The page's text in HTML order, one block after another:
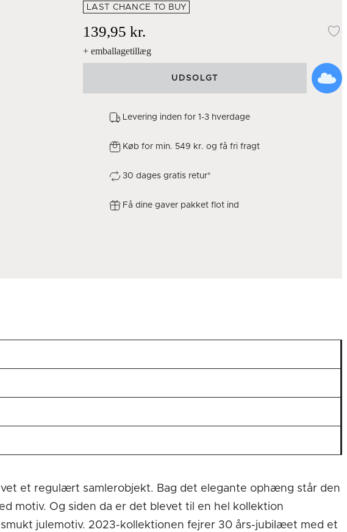
LAST CHANCE TO BUY
139,95 kr.
+ emballagetillæg
UDSOLGT
Levering inden for 1-3 hverdage
Køb for min. 549 kr. og få fri fragt
30 dages gratis retur*
Få dine gaver pakket flot ind
et regulært samlerobjekt. Bag det elegante ophæng står den
motiv. Og siden da er det blevet til en hel kollektion
julemotiv. 2023-kollektionen fejrer 30 års-jubilæet med et